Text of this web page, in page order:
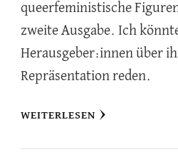
queerfeministische
zweite Ausgabe. Ich
Herausgeber:innen über
Repräsentation reden.
WEITERLESEN